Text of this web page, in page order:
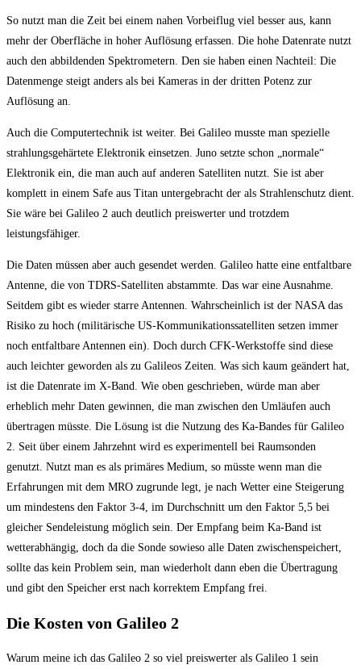
So nutzt man die Zeit bei einem nahen Vorbeiflug viel besser aus, kann
mehr der Oberfläche in hoher Auflösung erfassen. Die hohe Datenrate nutzt
auch den abbildenden Spektrometern. Den sie haben einen Nachteil: Die
Datenmenge steigt anders als bei Kameras in der dritten Potenz zur
Auflösung an.
Auch die Computertechnik ist weiter. Bei Galileo musste man spezielle
strahlungsgehärtete Elektronik einsetzen. Juno setzte schon „normale“
Elektronik ein, die man auch auf anderen Satelliten nutzt. Sie ist aber
komplett in einem Safe aus Titan untergebracht der als Strahlenschutz dient.
Sie wäre bei Galileo 2 auch deutlich preiswerter und trotzdem
leistungsfähiger.
Die Daten müssen aber auch gesendet werden. Galileo hatte eine entfaltbare
Antenne, die von TDRS-Satelliten abstammte. Das war eine Ausnahme.
Seitdem gibt es wieder starre Antennen. Wahrscheinlich ist der NASA das
Risiko zu hoch (militärische US-Kommunikationssatelliten setzen immer
noch entfaltbare Antennen ein). Doch durch CFK-Werkstoffe sind diese
auch leichter geworden als zu Galileos Zeiten. Was sich kaum geändert hat,
ist die Datenrate im X-Band. Wie oben geschrieben, würde man aber
erheblich mehr Daten gewinnen, die man zwischen den Umläufen auch
übertragen müsste. Die Lösung ist die Nutzung des Ka-Bandes für Galileo
2. Seit über einem Jahrzehnt wird es experimentell bei Raumsonden
genutzt. Nutzt man es als primäres Medium, so müsste wenn man die
Erfahrungen mit dem MRO zugrunde legt, je nach Wetter eine Steigerung
um mindestens den Faktor 3-4, im Durchschnitt um den Faktor 5,5 bei
gleicher Sendeleistung möglich sein. Der Empfang beim Ka-Band ist
wetterabhängig, doch da die Sonde sowieso alle Daten zwischenspeichert,
sollte das kein Problem sein, man wiederholt dann eben die Übertragung
und gibt den Speicher erst nach korrektem Empfang frei.
Die Kosten von Galileo 2
Warum meine ich das Galileo 2 so viel preiswerter als Galileo 1 sein